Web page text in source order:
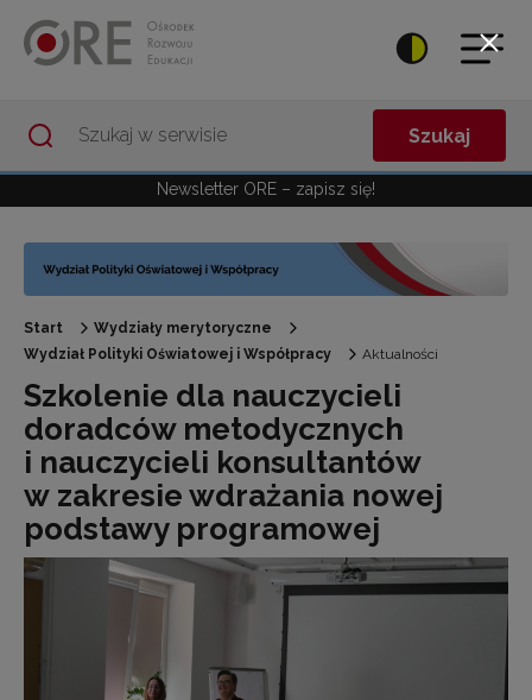
Szukaj
Newsletter ORE – zapisz się!
Start
Wydziały merytoryczne
Wydział Polityki Oświatowej i Współpracy
Aktualności
Szkolenie dla nauczycieli
doradców metodycznych
i nauczycieli konsultantów
w zakresie wdrażania nowej
podstawy programowej